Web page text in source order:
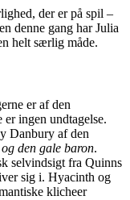
der er på spil –
denne gang har Julia
helt særlig måde.
er af den
ingen undtagelse.
Danbury af den
den gale baron.
selvindsigt fra Quinns
sig i. Hyacinth og
klicheer